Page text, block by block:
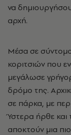
να
αρχή.
Μέσα σε
κοριτσιών που
μεγάλωσε
δρόμο της.
σε πάρκα, με
Ύστερα ήρθε και
αποκτούν μια